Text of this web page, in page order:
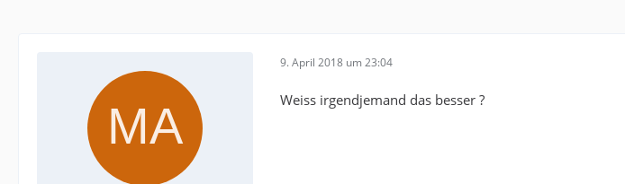
9. April 2018 um 23:04
Weiss irgendjemand das besser ?